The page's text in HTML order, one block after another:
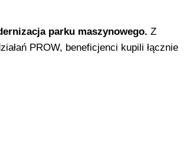
parku maszynowego. Z
PROW, beneficjenci kupili łącznie